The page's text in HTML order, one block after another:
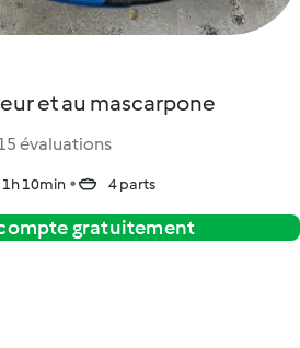
et au mascarpone
évaluations
10min 4 parts
gratuitement